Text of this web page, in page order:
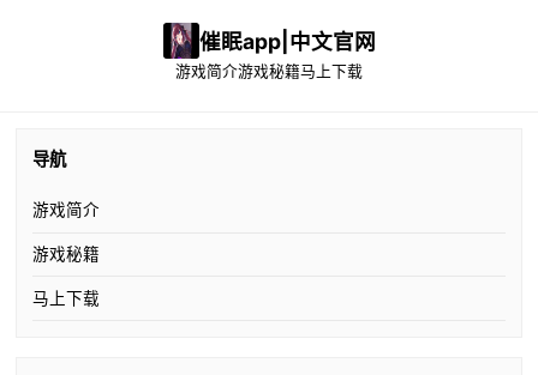
催眠app|中文官网
游戏简介游戏秘籍马上下载
导航
游戏简介
游戏秘籍
马上下载